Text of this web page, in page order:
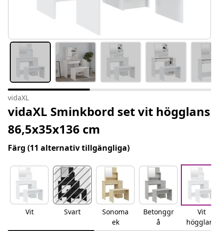
vidaXL
vidaXL Sminkbord set vit högglans
86,5x35x136 cm
Färg (11 alternativ tillgängliga)
Vit Svart
Sonoma
ek
Betonggr
å
Vit
högglans